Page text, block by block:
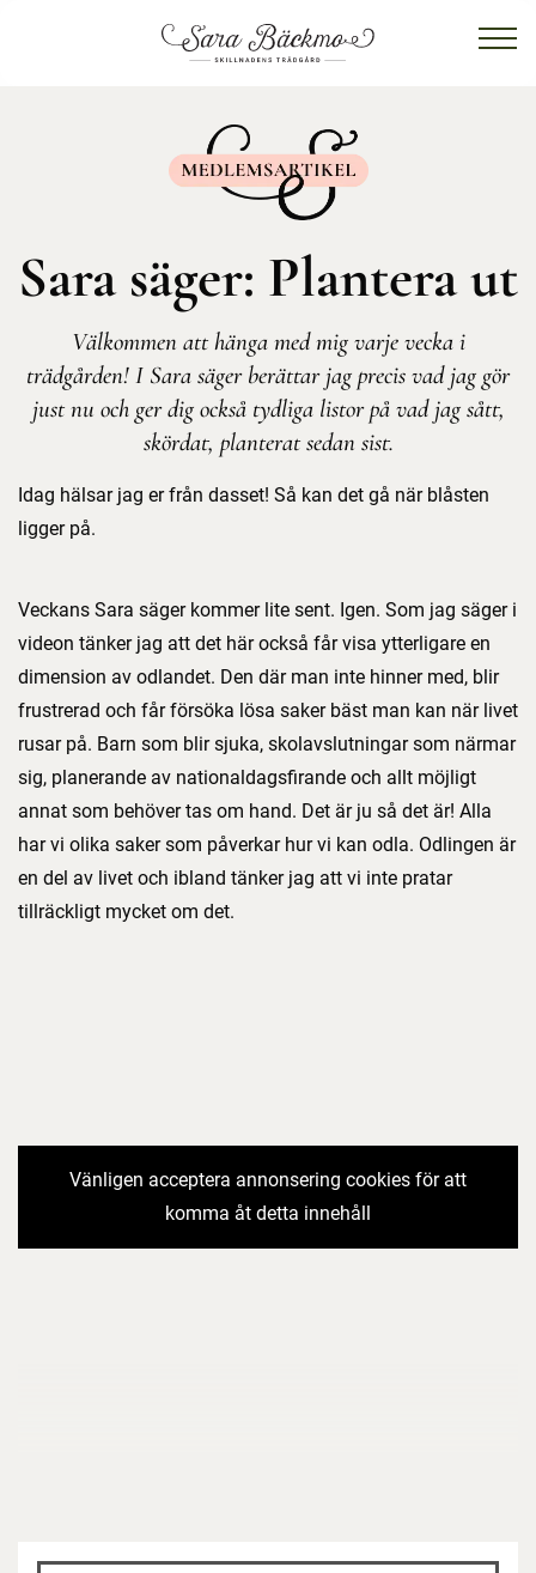
Sara säger: Plantera ut
Välkommen att hänga med mig varje vecka i
trädgården! I Sara säger berättar jag precis vad jag gör
just nu och ger dig också tydliga listor på vad jag sått,
skördat, planterat sedan sist.
Idag hälsar jag er från dasset! Så kan det gå när blåsten
ligger på.
Veckans Sara säger kommer lite sent. Igen. Som jag säger i
videon tänker jag att det här också får visa ytterligare en
dimension av odlandet. Den där man inte hinner med, blir
frustrerad och får försöka lösa saker bäst man kan när livet
rusar på. Barn som blir sjuka, skolavslutningar som närmar
sig, planerande av nationaldagsfirande och allt möjligt
annat som behöver tas om hand. Det är ju så det är! Alla
har vi olika saker som påverkar hur vi kan odla. Odlingen är
en del av livet och ibland tänker jag att vi inte pratar
tillräckligt mycket om det.
Vänligen acceptera annonsering cookies för att
komma åt detta innehåll